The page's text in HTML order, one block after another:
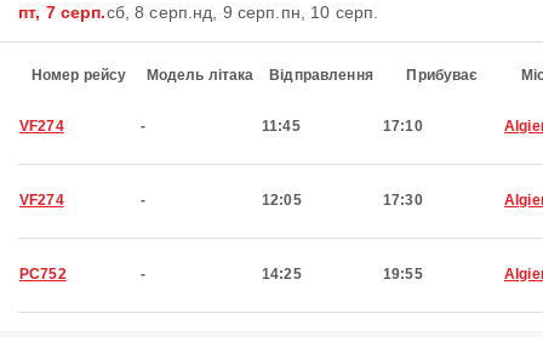
пт, 7 серп.сб, 8 серп. нд, 9 серп. пн, 10 серп.
Номер рейсу Модель літака Відправлення Прибуває
VF274 - 11:45 17:10
VF274 - 12:05 17:30
PC752 - 14:25 19:55